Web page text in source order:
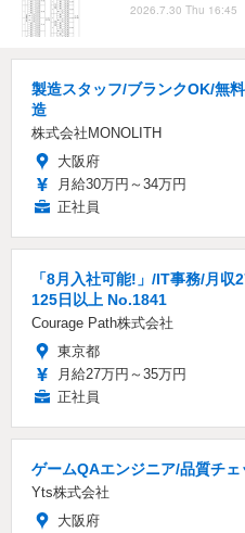
2026.7.30 Thu 16:45
製造スタッフ/ブランクOK/無
造
株式会社MONOLITH
大阪府
月給30万円～34万円
正社員
「8月入社可能!」/IT事務/月
125日以上 No.1841
Courage Path株式会社
東京都
月給27万円～35万円
正社員
ゲームQAエンジニア/品質チ
Yts株式会社
大阪府